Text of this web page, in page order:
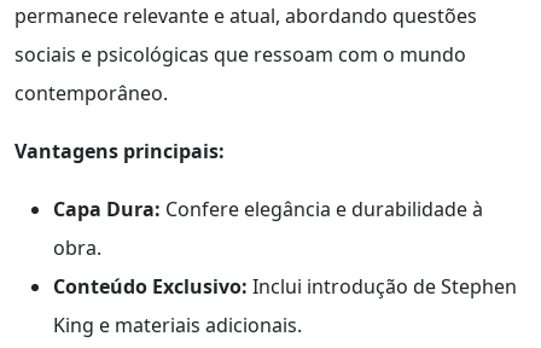
permanece relevante e atual, abordando questões
sociais e psicológicas que ressoam com o mundo
contemporâneo.
Vantagens principais:
Capa Dura: Confere elegância e durabilidade à
obra.
Conteúdo Exclusivo: Inclui introdução de Stephen
King e materiais adicionais.